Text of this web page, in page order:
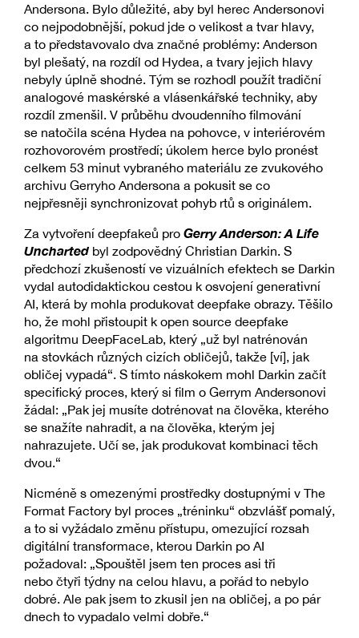
Andersona. Bylo důležité, aby byl herec Andersonovi
co nejpodobnější, pokud jde o velikost a tvar hlavy,
a to představovalo dva značné problémy: Anderson
byl plešatý, na rozdíl od Hydea, a tvary jejich hlavy
nebyly úplně shodné. Tým se rozhodl použít tradiční
analogové maskérské a vlásenkářské techniky, aby
rozdíl zmenšil. V průběhu dvoudenního filmování
se natočila scéna Hydea na pohovce, v interiérovém
rozhovorovém prostředí; úkolem herce bylo pronést
celkem 53 minut vybraného materiálu ze zvukového
archivu Gerryho Andersona a pokusit se co
nejpřesněji synchronizovat pohyb rtů s originálem.
Za vytvoření deepfakeů pro Gerry Anderson: A Life
Uncharted byl zodpovědný Christian Darkin. S
předchozí zkušeností ve vizuálních efektech se Darkin
vydal autodidaktickou cestou k osvojení generativní
AI, která by mohla produkovat deepfake obrazy. Těšilo
ho, že mohl přistoupit k open source deepfake
algoritmu DeepFaceLab, který „už byl natrénován
na stovkách různých cizích obličejů, takže [ví], jak
obličej vypadá“. S tímto náskokem mohl Darkin začít
specifický proces, který si film o Gerrym Andersonovi
žádal: „Pak jej musíte dotrénovat na člověka, kterého
se snažíte nahradit, a na člověka, kterým jej
nahrazujete. Učí se, jak produkovat kombinaci těch
dvou.“
Nicméně s omezenými prostředky dostupnými v The
Format Factory byl proces „tréninku“ obzvlášť pomalý,
a to si vyžádalo změnu přístupu, omezující rozsah
digitální transformace, kterou Darkin po AI
požadoval: „Spouštěl jsem ten proces asi tři
nebo čtyři týdny na celou hlavu, a pořád to nebylo
dobré. Ale pak jsem to zkusil jen na obličej, a po pár
dnech to vypadalo velmi dobře.“